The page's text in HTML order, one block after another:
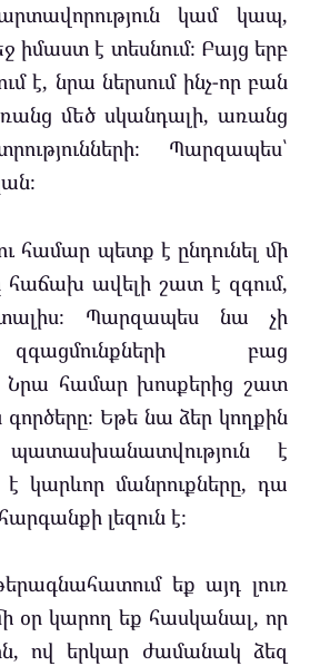
կամ կապ,
իմաստ է տեսնում։ Բայց երբ
է, նրա ներսում ինչ-որ բան
մեծ սկանդալի, առանց
Պարզապես՝
համար պետք է ընդունել մի
հաճախ ավելի շատ է զգում,
Պարզապես նա չի
բաց
Նրա համար խոսքերից շատ
Եթե նա ձեր կողքին
է
է կարևոր մանրուքները, դա
լեզուն է։
եք այդ լուռ
մի օր կարող եք հասկանալ, որ
ով երկար ժամանակ ձեզ